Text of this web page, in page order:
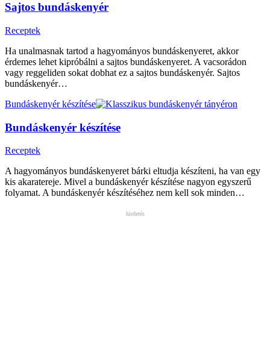
Sajtos bundáskenyér
Receptek
Ha unalmasnak tartod a hagyományos bundáskenyeret, akkor
érdemes lehet kipróbálni a sajtos bundáskenyeret. A vacsorádon
vagy reggeliden sokat dobhat ez a sajtos bundáskenyér. Sajtos
bundáskenyér…
Bundáskenyér készítése
Bundáskenyér készítése
Receptek
A hagyományos bundáskenyeret bárki eltudja készíteni, ha van egy
kis akaratereje. Mivel a bundáskenyér készítése nagyon egyszerű
folyamat. A bundáskenyér készítéséhez nem kell sok minden…
hirdetés